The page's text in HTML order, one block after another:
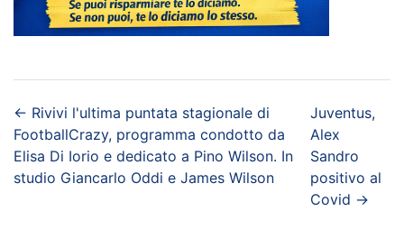
← Rivivi l'ultima puntata stagionale di
FootballCrazy, programma condotto da
Elisa Di Iorio e dedicato a Pino Wilson. In
studio Giancarlo Oddi e James Wilson
Juventus,
Alex
Sandro
positivo al
Covid →